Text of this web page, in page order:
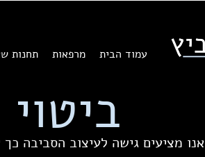
עמוד הבית מרפאות תחנות
אנו מציעים גישה לעיצוב הסביבה